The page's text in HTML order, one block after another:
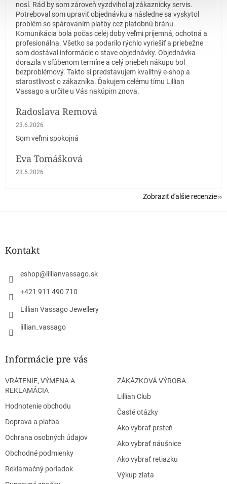
nosí. Rád by som zároveň vyzdvihol aj zákaznícky servis.
Potreboval som upraviť objednávku a následne sa vyskytol
problém so spárovaním platby cez platobnú bránu.
Komunikácia bola počas celej doby veľmi príjemná, ochotná a
profesionálna. Všetko sa podarilo rýchlo vyriešiť a priebežne
som dostával informácie o stave objednávky. Objednávka
dorazila v sľúbenom termíne a celý priebeh nákupu bol
bezproblémový. Takto si predstavujem kvalitný e-shop a
starostlivosť o zákazníka. Ďakujem celému tímu Lillian
Vassago a určite u Vás nakúpim znova.
Radoslava Remová
Hodnotenie obchodu je 5 z 5 hviezdičiek.
23.6.2026
Som veľmi spokojná
Eva Tomášková
Hodnotenie obchodu je 5 z 5 hviezdičiek.
23.5.2026
Zobraziť ďalšie recenzie
Z
Kontakt
eshop@ lillianvassago.sk
+421 911 490 710
Lillian Vassago Jewellery
lillian_vassago
Informácie pre vás
VRÁTENIE, VÝMENA A
REKLAMÁCIA
Hodnotenie obchodu
Doprava a platba
Ochrana osobných údajov
Obchodné podmienky
Reklamačný poriadok
ZÁKÁZKOVÁ VÝROBA
Lillian Club
Časté otázky
Ako vybrať prsteň
Ako vybrať náušnice
Ako vybrať retiazku
Výkup zlata